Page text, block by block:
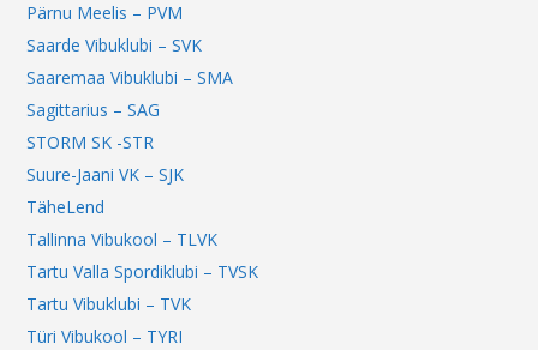
Pärnu Meelis – PVM
Saarde Vibuklubi – SVK
Saaremaa Vibuklubi – SMA
Sagittarius – SAG
STORM SK -STR
Suure-Jaani VK – SJK
TäheLend
Tallinna Vibukool – TLVK
Tartu Valla Spordiklubi – TVSK
Tartu Vibuklubi – TVK
Türi Vibukool – TYRI